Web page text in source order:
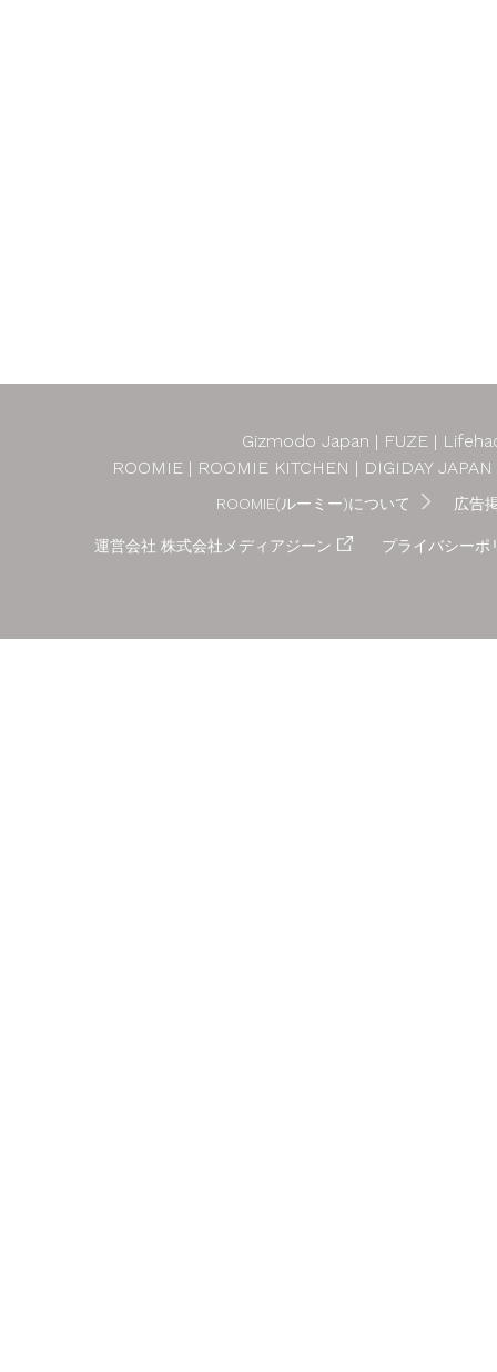
Gizmodo Japan FUZE
ROOMIE
ROOMIE KITCHEN DIGIDAY JAPAN
ROOMIE(ルーミー)について 広告
運営会社 株式会社メディアジーン プライバシーポ